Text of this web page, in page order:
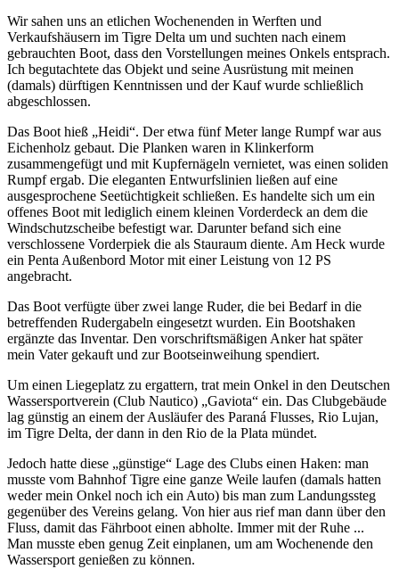
Wir sahen uns an etlichen Wochenenden in Werften und
Verkaufshäusern im Tigre Delta um und suchten nach einem
gebrauchten Boot, dass den Vorstellungen meines Onkels entsprach.
Ich begutachtete das Objekt und seine Ausrüstung mit meinen
(damals) dürftigen Kenntnissen und der Kauf wurde schließlich
abgeschlossen.
Das Boot hieß
Heidi . Der etwa fünf Meter lange Rumpf war aus
Eichenholz gebaut. Die Planken waren in Klinkerform
zusammengefügt und mit Kupfernägeln vernietet, was einen soliden
Rumpf ergab. Die eleganten Entwurfslinien ließen auf eine
ausgesprochene Seetüchtigkeit schließen. Es handelte sich um ein
offenes Boot mit lediglich einem kleinen Vorderdeck an dem die
Windschutzscheibe befestigt war. Darunter befand sich eine
verschlossene Vorderpiek die als Stauraum diente. Am Heck wurde
ein Penta Außenbord Motor mit einer Leistung von 12 PS
angebracht.
Das Boot verfügte über zwei lange Ruder, die bei Bedarf in die
betreffenden Rudergabeln eingesetzt wurden. Ein Bootshaken
ergänzte das Inventar. Den vorschriftsmäßigen Anker hat später
mein Vater gekauft und zur Bootseinweihung spendiert.
Um einen Liegeplatz zu ergattern, trat mein Onkel in den Deutschen
Wassersportverein (Club Nautico)
Gaviota
ein. Das Clubgebäude
lag günstig an einem der Ausläufer des Paraná Flusses, Rio Lujan,
im Tigre Delta, der dann in den Rio de la Plata mündet.
Jedoch hatte diese
günstige
Lage des Clubs einen Haken: man
musste vom Bahnhof Tigre eine ganze Weile laufen (damals hatten
weder mein Onkel noch ich ein Auto) bis man zum Landungssteg
gegenüber des Vereins gelang. Von hier aus rief man dann über den
Fluss, damit das Fährboot einen abholte. Immer mit der Ruhe ...
Man musste eben genug Zeit einplanen, um am Wochenende den
Wassersport genießen zu können.